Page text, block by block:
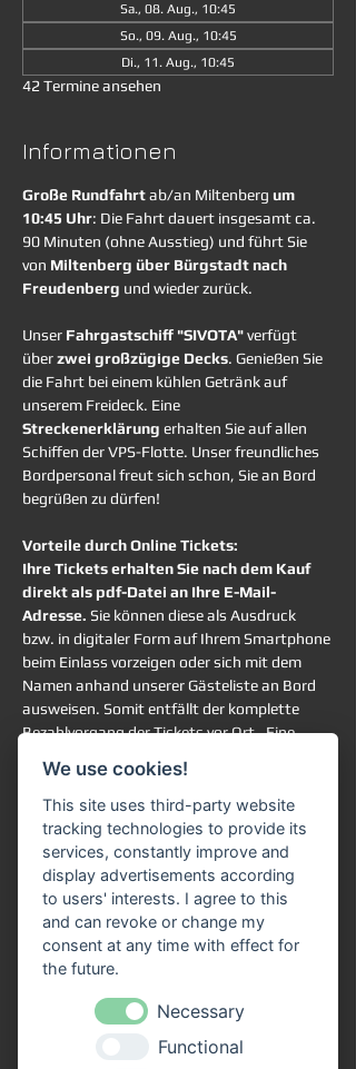
Sa., 08. Aug., 10:45
So., 09. Aug., 10:45
Di., 11. Aug., 10:45
42 Termine ansehen
Informationen
Große Rundfahrt ab/an Miltenberg um
10:45 Uhr: Die Fahrt dauert insgesamt ca.
90 Minuten (ohne Ausstieg) und führt Sie
von Miltenberg über Bürgstadt nach
Freudenberg und wieder zurück.
Unser Fahrgastschiff "SIVOTA" verfügt
über zwei großzügige Decks. Genießen Sie
die Fahrt bei einem kühlen Getränk auf
unserem Freideck. Eine
Streckenerklärung erhalten Sie auf allen
Schiffen der VPS-Flotte. Unser freundliches
Bordpersonal freut sich schon, Sie an Bord
begrüßen zu dürfen!
Vorteile durch Online Tickets:
Ihre Tickets erhalten Sie nach dem Kauf
direkt als pdf-Datei an Ihre E-Mail-
Adresse. Sie können diese als Ausdruck
bzw. in digitaler Form auf Ihrem Smartphone
beim Einlass vorzeigen oder sich mit dem
Namen anhand unserer Gästeliste an Bord
ausweisen. Somit entfällt der komplette
Bezahlvorgang der Tickets vor Ort.  Eine
Teilnahme an der ausgewählten Schifffahrt.
Sie haben trotzdem vollkommen freie
Platzwahl an Bord.
Rechtlicher Hinweis:
Ein gesetzliches Widerrufsrecht für
terminbezogene Freizeitveranstaltungen
besteht grundsätzlich nicht. Die Rückgabe,
der Umtausch oder eine Stornierung der
ausgeschlossen.
We use cookies!
This site uses third-party website
tracking technologies to provide its
services, constantly improve and
display advertisements according
to users' interests. I agree to this
and can revoke or change my
consent at any time with effect for
the future.
Necessary
Functional